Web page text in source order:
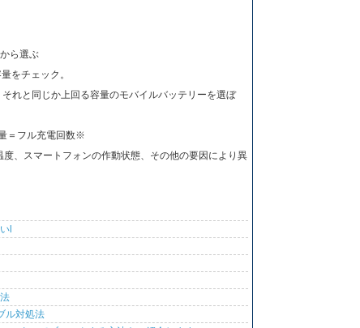
ら選ぶ
をチェック。
れと同じか上回る容量のモバイルバッテリーを選ぼ
＝フル充電回数※
、スマートフォンの作動状態、その他の要因により異
l
ル対処法